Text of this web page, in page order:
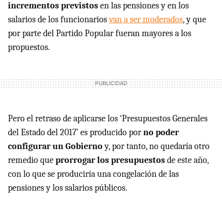
incrementos previstosen las pensiones y en los
salarios de los funcionariosvan a ser moderados, y que
por parte del Partido Popular fueran mayores a los
propuestos.
Pero el retraso de aplicarse los ‘Presupuestos Generales
del Estado del 2017’ es producido porno poder
configurar un Gobiernoy, por tanto, no quedaría otro
remedio queprorrogar los presupuestosde este año,
con lo que se produciría una congelación de las
pensiones y los salarios públicos.